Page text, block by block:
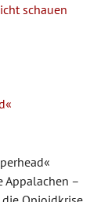
schauen
Appalachen –